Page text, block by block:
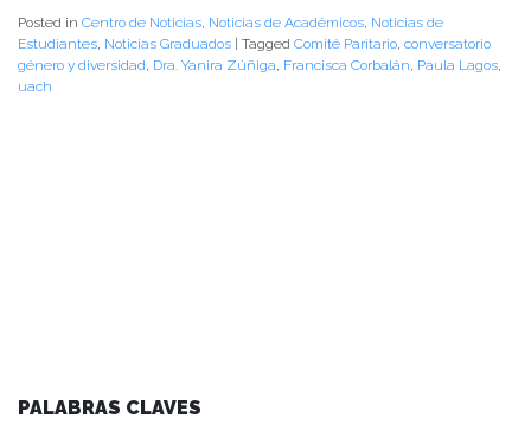
Posted in Centro de Noticias, Noticias de Académicos, Noticias de
Estudiantes, Noticias Graduados Tagged Comité Paritario, conversatorio
género y diversidad, Dra. Yanira Zúñiga, Francisca Corbalán, Paula Lagos,
uach
PALABRAS CLAVES